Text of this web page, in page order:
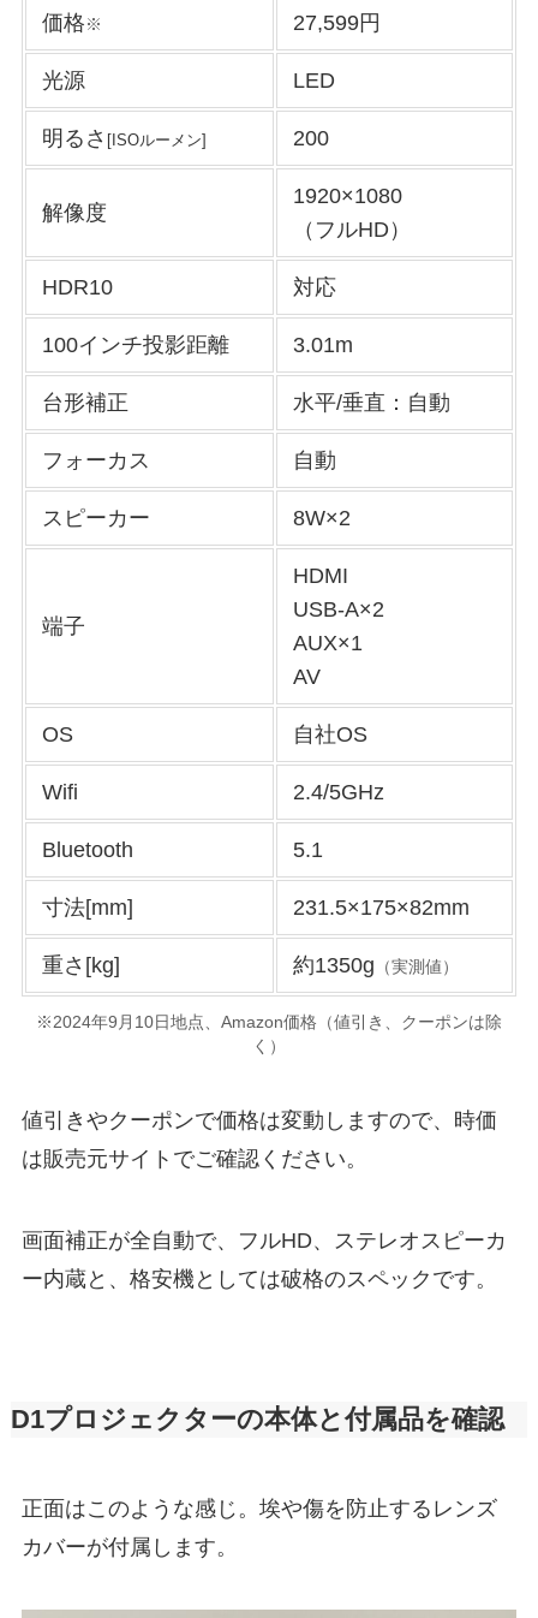
価格※ 27,599円
光源 LED
明るさ [ISOルーメン] 200
解像度
1920×1080
（フルHD）
HDR10 対応
100インチ投影距離 3.01m
台形補正 水平/垂直：自動
フォーカス 自動
スピーカー 8W×2
端子
HDMI
USB-A×2
AUX×1
AV
OS 自社OS
Wifi 2.4/5GHz
Bluetooth 5.1
寸法[mm] 231.5×175×82mm
重さ[kg] 約1350g （実測値）
※2024年9月10日地点、Amazon価格（値引き、クーポンは除
く）
値引きやクーポンで価格は変動しますので、時価
は販売元サイトでご確認ください。
画面補正が全自動で、フルHD、ステレオスピーカ
ー内蔵と、格安機としては破格のスペックです。
D1プロジェクターの本体と付属品を確認
正面はこのような感じ。埃や傷を防止するレンズ
カバーが付属します。